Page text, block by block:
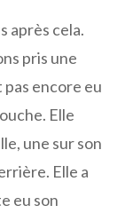
après cela.
pris une
pas encore eu
Elle
une sur son
Elle a
eu son